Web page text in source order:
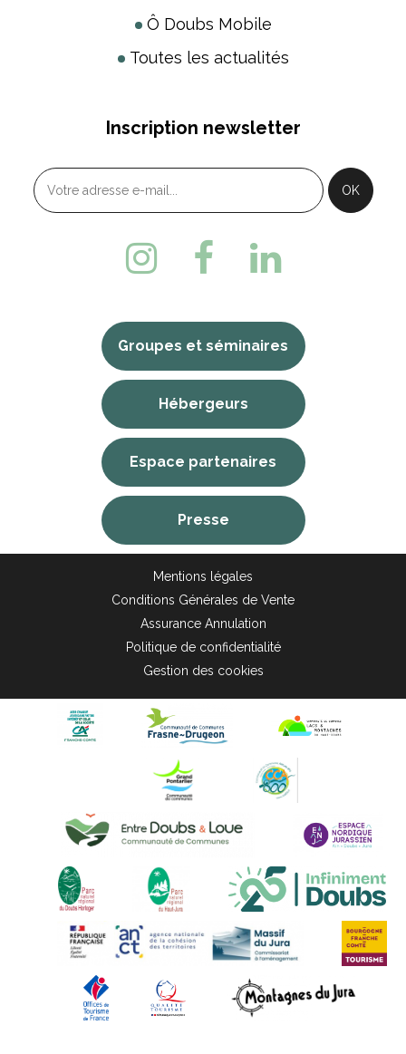
Ô Doubs Mobile
Toutes les actualités
Inscription newsletter
Groupes et séminaires
Hébergeurs
Espace partenaires
Presse
Mentions légales
Conditions Générales de Vente
Assurance Annulation
Politique de confidentialité
Gestion des cookies